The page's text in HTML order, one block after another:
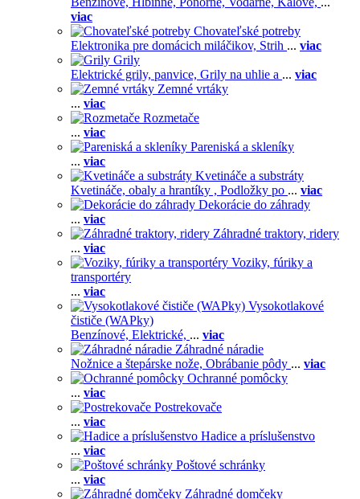
viac
Chovateľské potreby
Elektronika pre domácich miláčikov, Strih ... viac
Grily
Elektrické grily, panvice, Grily na uhlie a ... viac
Zemné vrtáky
... viac
Rozmetače
... viac
Pareniská a skleníky
... viac
Kvetináče a substráty
Kvetináče, obaly a hrantíky , Podložky po ... viac
Dekorácie do záhrady
... viac
Záhradné traktory, ridery
... viac
Voziky, fúriky a
transportéry
... viac
Vysokotlakové
čističe (WAPky)
Benzínové, Elektrické, ... viac
Záhradné náradie
Nožnice a štepárske nože, Obrábanie pôdy ... viac
Ochranné pomôcky
... viac
Postrekovače
... viac
Hadice a príslušenstvo
... viac
Poštové schránky
... viac
Záhradné domčeky